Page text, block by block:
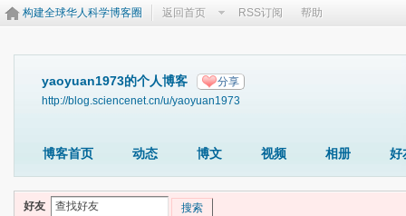
构建全球华人科学博客圈 返回首页 RSS订阅 帮助
yaoyuan1973的个人博客 分享
http://blog.sciencenet.cn/u/yaoyuan1973
博客首页 动态 博文 视频 相册 好
好友 搜索